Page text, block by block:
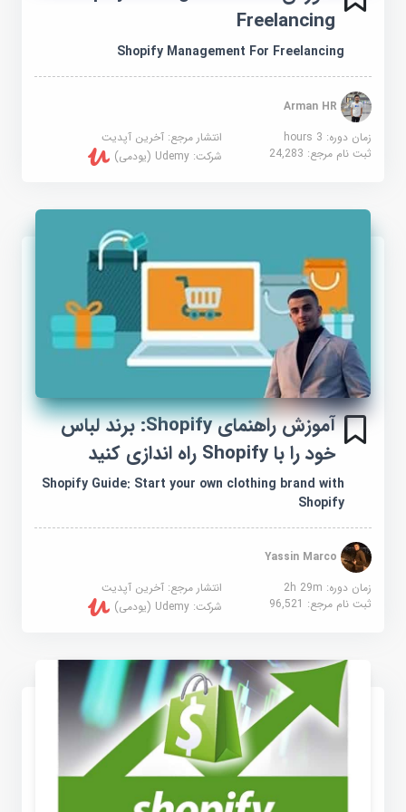
Freelancing
Shopify Management For Freelancing
Arman HR
زمان دوره: 3 hours
انتشار مرجع:آخرین آپدیت
ثبت نام مرجع:24,283 شرکت:Udemy (یودمی)
آموزش راهنمای Shopify: برند لباس
خود را با Shopify راه اندازی کنید
Shopify Guide: Start your own clothing brand with
Shopify
Yassin Marco
زمان دوره: 2h 29m
انتشار مرجع:آخرین آپدیت
ثبت نام مرجع:96,521 شرکت:Udemy (یودمی)